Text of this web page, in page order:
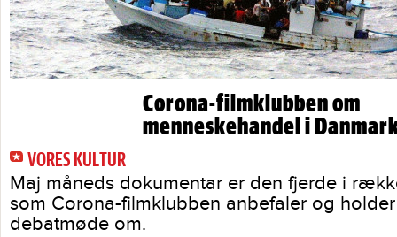
Corona-filmklubben om
menneskehandel i
VORES KULTUR
Maj måneds dokumentar er den fjerde i
som Corona-filmklubben anbefaler og holder
debatmøde om.